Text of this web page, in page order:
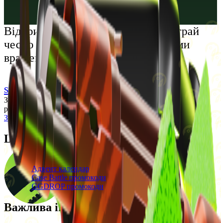
Українська
Відкрий світ преміальних розваг: грай
чесно та насолоджуйся унікальними
враженнями
support@cs-wiki.org
Заходячи на цей сайт, ви підтверджуєте, що виповнилося 18
років. Проблеми із азартними іграми?
Звернеться по допомогу
Щоденні бонуси
Свіжі промокоди
Адвент календар
Case Battle промокоди
GGDROP промокоди
Важлива інформація